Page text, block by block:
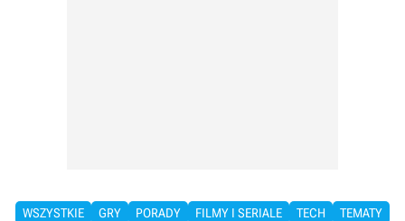
WSZYSTKIE GRY PORADY FILMY I SERIALE TECH TEMATY